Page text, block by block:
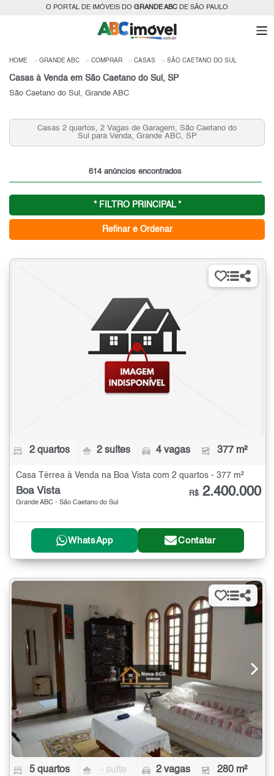
O PORTAL DE IMÓVEIS DO GRANDE ABC DE SÃO PAULO
HOME GRANDE ABC COMPRAR CASAS SÃO CAETANO DO SUL
Casas à Venda em São Caetano do Sul, SP
São Caetano do Sul, Grande ABC
2 quartos, 2 Vagas de Garagem, São Caetano do
Sul para Venda, Grande ABC, SP
614 anúncios encontrados
* FILTRO PRINCIPAL *
Refinar e Ordenar
2 quartos 2 suítes 4 vagas 377 m²
Casa Térrea à Venda na Boa Vista com 2 quartos - 377 m²
Boa Vista
Grande ABC - São Caetano do Sul
R$ 2.400.000
WhatsApp Contatar
5 quartos - suíte 2 vagas 280 m²